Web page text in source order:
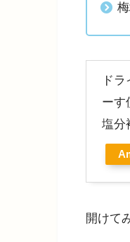
ド
ーす
塩分
開けて